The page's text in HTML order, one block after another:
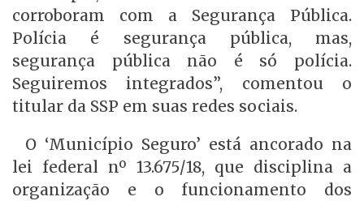
corroboram com a Segurança Pública.
Polícia é segurança pública, mas,
segurança pública não é só polícia.
Seguiremos integrados”, comentou o
titular da SSP em suas redes sociais.
O ‘Município Seguro’ está ancorado na
lei federal nº 13.675/18, que disciplina a
organização e o funcionamento dos